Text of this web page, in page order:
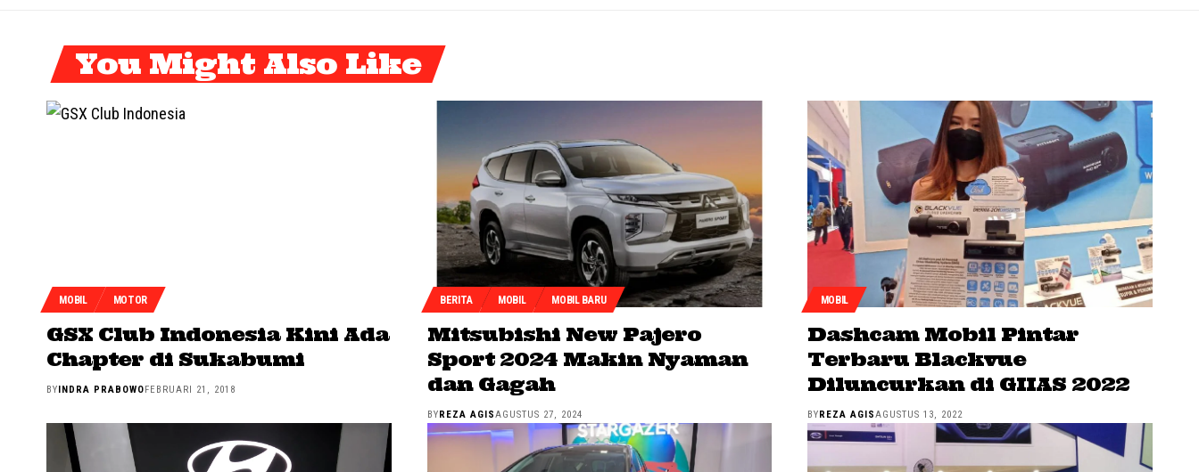
You Might Also Like
MOBIL MOTOR
GSX Club Indonesia Kini Ada
Chapter di Sukabumi
BY INDRA PRABOWO FEBRUARI 21, 2018
BERITA MOBIL MOBIL BARU
Mitsubishi New Pajero
Sport 2024 Makin Nyaman
dan Gagah
BY REZA AGISAGUSTUS 27, 2024
MOBIL
Dashcam Mobil Pintar
Terbaru Blackvue
Diluncurkan di GIIAS 2022
BY REZA AGISAGUSTUS 13, 2022